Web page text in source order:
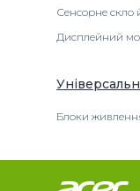
Сенсорне скло
Дисплейний
Блоки